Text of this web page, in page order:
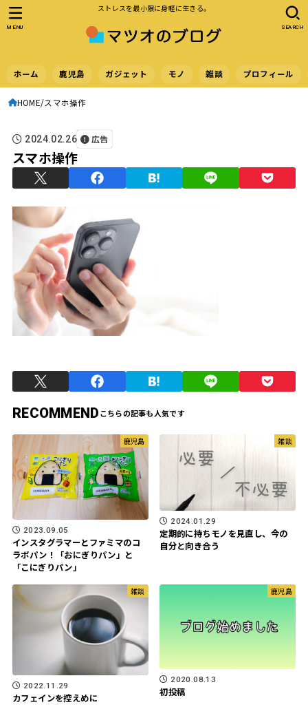
ストレスを最小限に身軽に生きる。
ホーム 鹿児島 ガジェット モノ 雑談 プロフィール
SEARCH
MENU
HOME スマホ操作
2024.02.26 広告
スマホ操作
RECOMMEND
鹿児島
2023.09.05
インスタグラマーとファミマのコ
ラボパン！「おにぎりパン」と
「こにぎりパン」
雑談
2024.01.29
定期的に持ちモノを見直し、今の
自分と向き合う
雑談
2022.11.29
カフェインを控えめに
鹿児島
2020.08.13
初投稿